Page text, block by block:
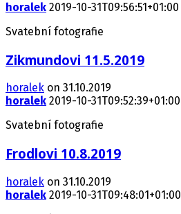
horalek 2019-10-31T09:56:51+01:00
Svatební fotografie
Zikmundovi 11.5.2019
horalek on 31.10.2019
horalek 2019-10-31T09:52:39+01:00
Svatební fotografie
Frodlovi 10.8.2019
horalek on 31.10.2019
horalek 2019-10-31T09:48:01+01:00